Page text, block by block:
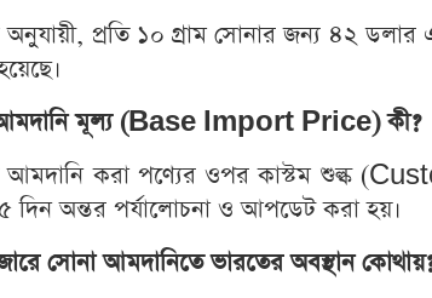
প্রতি ১০ গ্রাম সোনার জন্য ৪২
আমদানি মূল্য (Base Import Price) কী?
করা পণ্যের ওপর কাস্টম শুল্ক
দিন অন্তর পর্যালোচনা ও আপডেট করা হয়।
সোনা আমদানিতে ভারতের অবস্থান